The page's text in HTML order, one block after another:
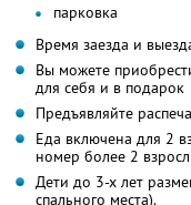
парковка
Время заезда и
Вы можете
для себя и в подарок
Предъявляйте
Еда включена для 2
номер более 2
Дети до 3-х лет
спального места).